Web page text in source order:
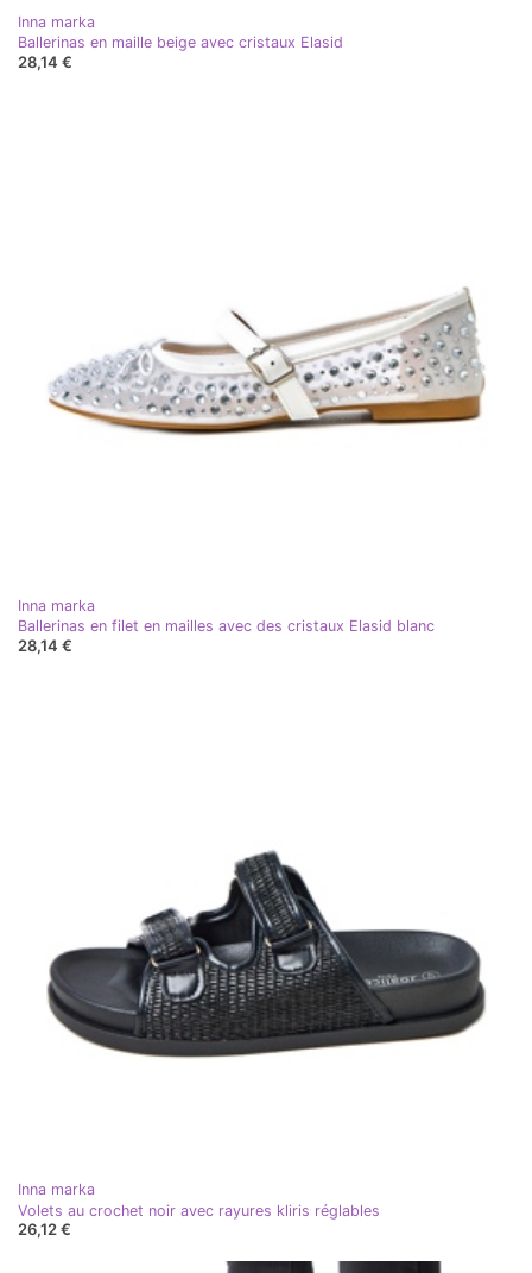
Inna marka
Ballerinas en maille beige avec cristaux Elasid
28,14 €
Inna marka
Ballerinas en filet en mailles avec des cristaux Elasid blanc
28,14 €
Inna marka
Volets au crochet noir avec rayures kliris réglables
26,12 €